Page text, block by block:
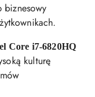
Core i7-6820HQ
kulturę